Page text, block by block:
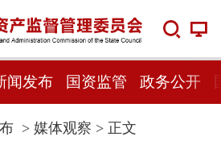
闻发布 国资监管 政务公开
> 媒体观察 > 正文